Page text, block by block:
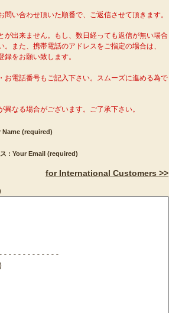
い合わせ頂いた順番で、ご返信させて頂きます。
が出来ません。もし、数日経っても返信が無い場合
また、携帯電話のアドレスをご指定の場合は、
録をお願い致します。
お電話番号もご記入下さい。スムーズに進める為で
なる場合がございます。ご了承下さい。
Name (required)
ス : Your Email (required)
for International Customers >>